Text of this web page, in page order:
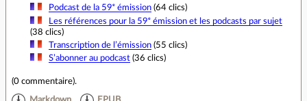
Podcast de la 59ᵉ émission(64 clics)
Les références pour la 59ᵉ émission et les podcasts par sujet
(38 clics)
Transcription de l’émission(55 clics)
S’abonner au podcast(36 clics)
(0 commentaire).